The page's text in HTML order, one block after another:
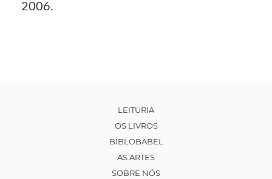
2006.
LEITURIA
OS LIVROS
BIBLOBABEL
AS ARTES
SOBRE NÓS